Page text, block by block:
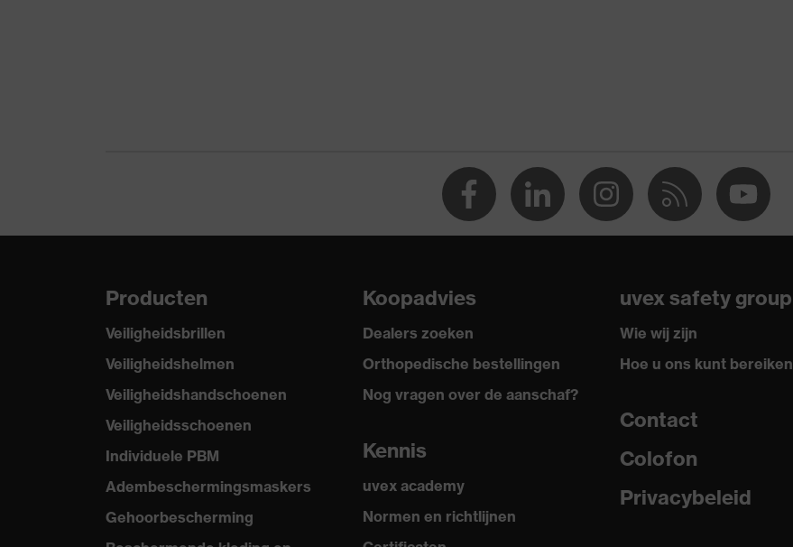
Kinriemopening tussen 150 en 250 N, Penetratieweerstand van punten en
thermische risico's
Zoek kleur (filter)
Producten
Veiligheidsbrillen
Veiligheidshelmen
Veiligheidshandschoenen
Veiligheidsschoenen
Individuele PBM
Adembeschermingsmaskers
Gehoorbescherming
Koopadvies
Dealers zoeken
Orthopedische bestellingen
Nog vragen over de aanschaf?
Kennis
uvex academy
Normen en richtlijnen
uvex safety group
Wie wij zijn
Hoe u ons kunt bereiken
Contact
Colofon
Privacybeleid